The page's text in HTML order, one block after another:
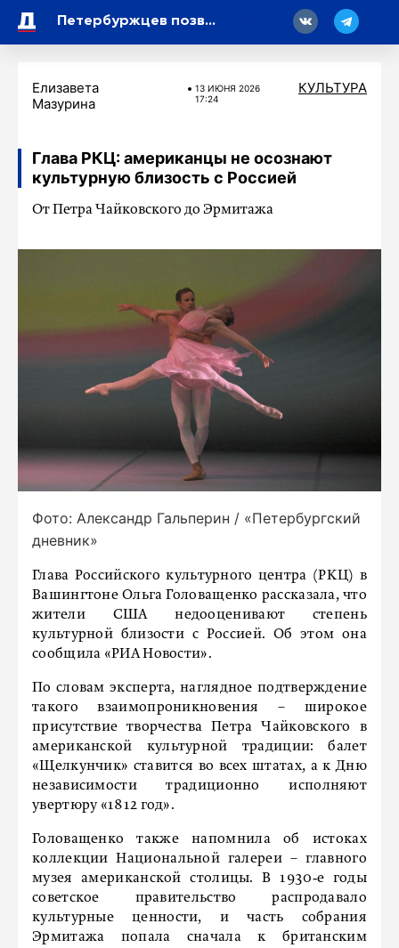
Петербуржцев позвали в особняк Румянцева на выставку картин неслышащих мастеров
Елизавета
Мазурина
13 ИЮНЯ 2026
17:24
КУЛЬТУРА
Глава РКЦ: американцы не осознают
культурную близость с Россией
От Петра Чайковского до Эрмитажа
Фото: Александр Гальперин / «Петербургский
дневник»
Глава Российского культурного центра (РКЦ) в
Вашингтоне Ольга Головащенко рассказала, что
жители США недооценивают степень
культурной близости с Россией. Об этом она
сообщила «РИА Новости».
По словам эксперта, наглядное подтверждение
такого взаимопроникновения – широкое
присутствие творчества Петра Чайковского в
американской культурной традиции: балет
«Щелкунчик» ставится во всех штатах, а к Дню
независимости традиционно исполняют
увертюру «1812 год».
Головащенко также напомнила об истоках
коллекции Национальной галереи – главного
музея американской столицы. В 1930‑е годы
советское правительство распродавало
культурные ценности, и часть собрания
Эрмитажа попала сначала к британским